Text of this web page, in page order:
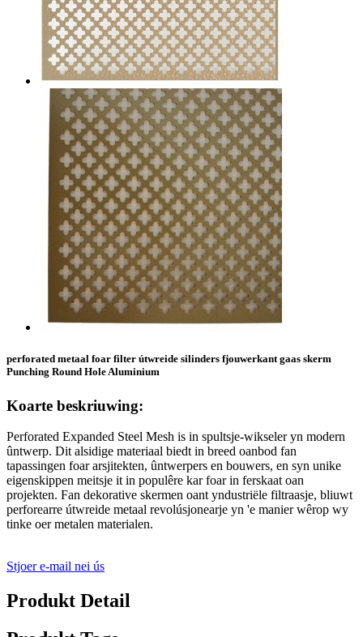
perforated metaal foar filter útwreide silinders fjouwerkant gaas skerm
Punching Round Hole Aluminium
Koarte beskriuwing:
Perforated Expanded Steel Mesh is in spultsje-wikseler yn modern
ûntwerp. Dit alsidige materiaal biedt in breed oanbod fan
tapassingen foar arsjitekten, ûntwerpers en bouwers, en syn unike
eigenskippen meitsje it in populêre kar foar in ferskaat oan
projekten. Fan dekorative skermen oant yndustriële filtraasje, bliuwt
perforearre útwreide metaal revolúsjonearje yn 'e manier wêrop wy
tinke oer metalen materialen.
Stjoer e-mail nei ús
Produkt Detail